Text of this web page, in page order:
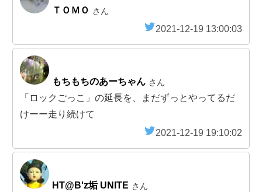
ＴＯＭＯ さん
2021-12-19 13:00:03
もちもちのあーちゃん さん
「ロックごっこ」の延長を、まだずっとやってるだ
けーー走り続けて
2021-12-19 19:10:02
HT@B'z垢 UNITE さん